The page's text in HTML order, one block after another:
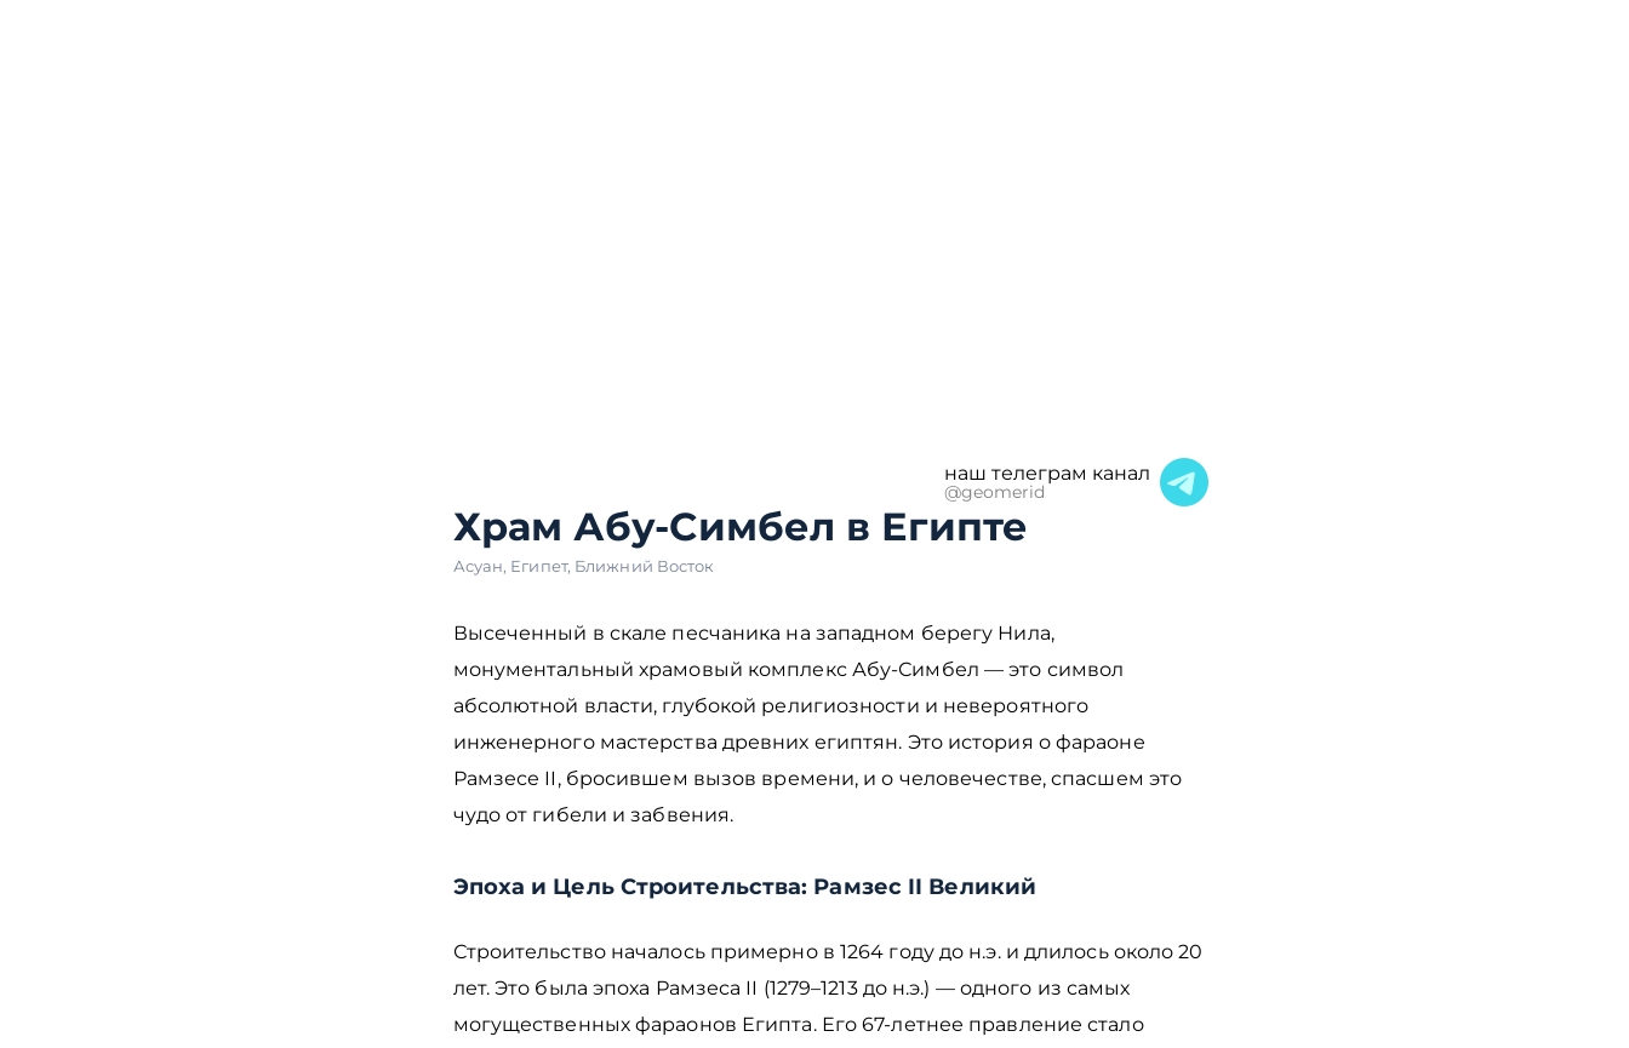
наш телеграм канал
@geomerid
Храм Абу-Симбел в Египте
Асуан, Египет, Ближний Восток
Высеченный в скале песчаника на западном берегу Нила,
монументальный храмовый комплекс Абу-Симбел — это символ
абсолютной власти, глубокой религиозности и невероятного
инженерного мастерства древних египтян. Это история о фараоне
Рамзесе II, бросившем вызов времени, и о человечестве, спасшем это
чудо от гибели и забвения.
Эпоха и Цель Строительства: Рамзес II Великий
Строительство началось примерно в 1264 году до н.э. и длилось около 20
лет. Это была эпоха Рамзеса II (1279–1213 до н.э.) — одного из самых
могущественных фараонов Египта. Его 67-летнее правление стало